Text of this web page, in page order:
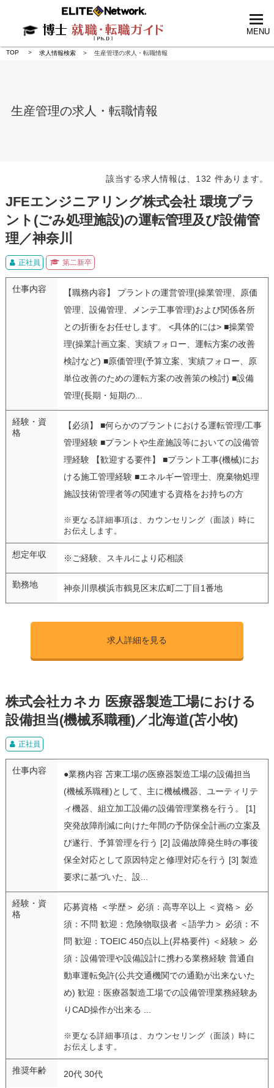
MENU
TOP 求人情報検索 生産管理の求人・転職情報
生産管理の求人・転職情報
該当する求人情報は、132 件あります。
JFEエンジニアリング株式会社 環境プラ
ント(ごみ処理施設)の運転管理及び設備管
理／神奈川
正社員 第二新卒
仕事内容
【職務内容】 プラントの運営管理(操業管理、原価
管理、設備管理、メンテ工事管理)および関係各所
との折衝をお任せします。 <具体的には> ■操業管
理(操業計画立案、実績フォロー、運転方案の改善
検討など) ■原価管理(予算立案、実績フォロー、原
単位改善のための運転方案の改善策の検討) ■設備
管理(長期・短期の...
経験・資
格
【必須】 ■何らかのプラントにおける運転管理/工事
管理経験 ■プラントや生産施設等においての設備管
理経験 【歓迎する要件】 ■プラント工事(機械)にお
ける施工管理経験 ■エネルギー管理士、廃棄物処理
施設技術管理者等の関連する資格をお持ちの方
※更なる詳細事項は、カウンセリング（面談）時に
お伝えします。
想定年収 ※ご経験、スキルにより応相談
勤務地 神奈川県横浜市鶴見区末広町二丁目1番地
求人詳細を見る
株式会社カネカ 医療器製造工場における
設備担当(機械系職種)／北海道(苫小牧)
正社員
仕事内容
●業務内容 苫東工場の医療器製造工場の設備担当
(機械系職種)として、主に機械機器、ユーティリテ
ィ機器、組立加工設備の設備管理業務を行う。 [1]
突発故障削減に向けた年間の予防保全計画の立案及
び遂行、予算管理を行う [2] 設備故障発生時の事後
保全対応として原因特定と修理対応を行う [3] 製造
要求に基づいた、設...
経験・資
格
応募資格 ＜学歴＞ 必須：高専卒以上 ＜資格＞ 必
須：不問 歓迎：危険物取扱者 ＜語学力＞ 必須：不
問 歓迎：TOEIC 450点以上(昇格要件) ＜経験＞ 必
須：設備管理や設備設計に携わる業務経験 普通自
動車運転免許(公共交通機関での通勤が出来ないた
め) 歓迎：医療器製造工場での設備管理業務経験あ
りCAD操作が出来る ...
※更なる詳細事項は、カウンセリング（面談）時に
お伝えします。
推奨年齢 20代 30代